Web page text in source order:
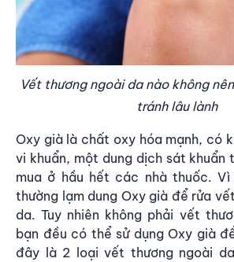
Vết thương ngoài da nào không
tránh lâu lành
Oxy già là chất oxy hóa mạnh, có
vi khuẩn, một dung dịch sát khuẩn
mua ở hầu hết các nhà thuốc. Vì
thường lạm dung Oxy già để rửa
da. Tuy nhiên không phải vết
bạn đều có thể sử dụng Oxy già
đây là 2 loại vết thương ngoài